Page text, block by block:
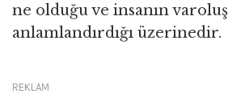
ne olduğu ve insanın
anlamlandırdığı üzerinedir.
REKLAM